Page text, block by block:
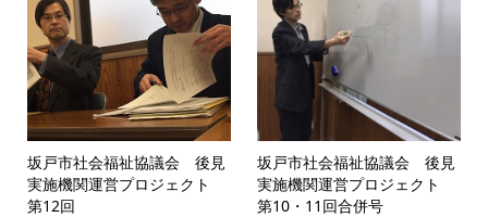
坂戸市社会福祉協議会 後見
実施機関運営プロジェクト
第12回
坂戸市社会福祉協議会 後見
実施機関運営プロジェクト
第10・11回合併号